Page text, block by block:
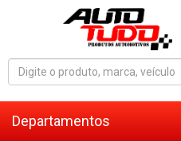
Departamentos